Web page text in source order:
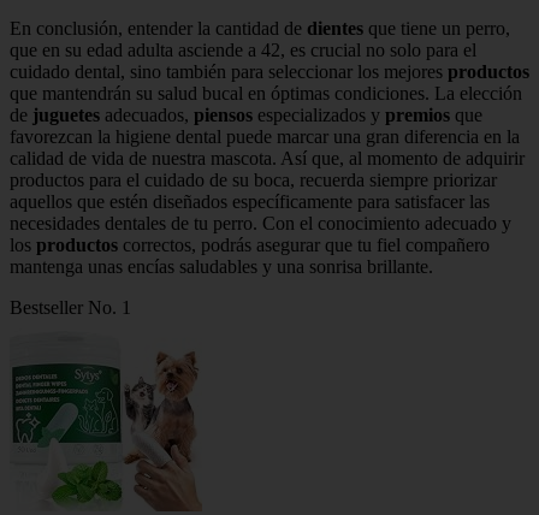
En conclusión, entender la cantidad de dientes que tiene un perro,
que en su edad adulta asciende a 42, es crucial no solo para el
cuidado dental, sino también para seleccionar los mejores productos
que mantendrán su salud bucal en óptimas condiciones. La elección
de juguetes adecuados, piensos especializados y premios que
favorezcan la higiene dental puede marcar una gran diferencia en la
calidad de vida de nuestra mascota. Así que, al momento de adquirir
productos para el cuidado de su boca, recuerda siempre priorizar
aquellos que estén diseñados específicamente para satisfacer las
necesidades dentales de tu perro. Con el conocimiento adecuado y
los productos correctos, podrás asegurar que tu fiel compañero
mantenga unas encías saludables y una sonrisa brillante.
Bestseller No. 1